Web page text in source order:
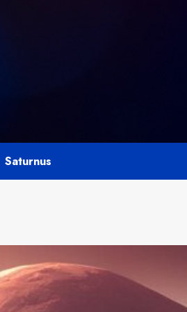
Saturnus